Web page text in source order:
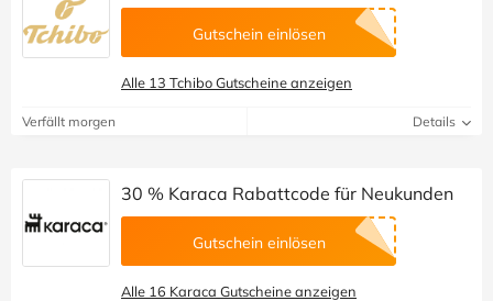
Gutschein einlösen
Alle 13 Tchibo Gutscheine anzeigen
Verfällt morgen Details
30 % Karaca Rabattcode für Neukunden
Gutschein einlösen
Alle 16 Karaca Gutscheine anzeigen